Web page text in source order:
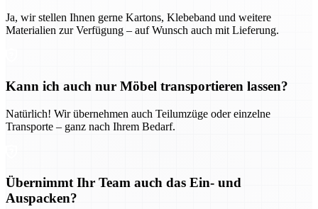
Ja, wir stellen Ihnen gerne Kartons, Klebeband und weitere
Materialien zur Verfügung – auf Wunsch auch mit Lieferung.
Kann ich auch nur Möbel transportieren lassen?
Natürlich! Wir übernehmen auch Teilumzüge oder einzelne
Transporte – ganz nach Ihrem Bedarf.
Übernimmt Ihr Team auch das Ein- und
Auspacken?